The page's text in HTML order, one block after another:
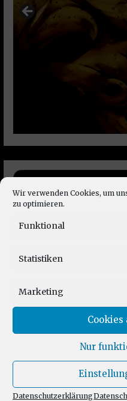
Wir verwenden Cookies, um
zu optimieren.
Funktional
Statistiken
Marketing
Nur
Datenschutzerklärung